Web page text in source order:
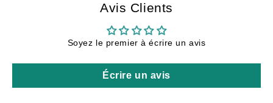
Avis Clients
Soyez le premier à écrire un avis
Écrire un avis